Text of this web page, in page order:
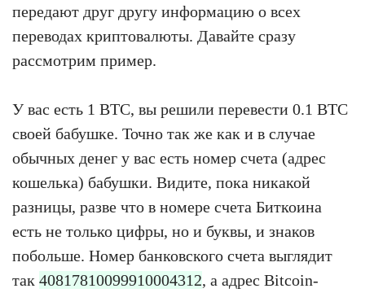
передают друг другу информацию о всех
переводах криптовалюты. Давайте сразу
рассмотрим пример.
У вас есть 1 BTC, вы решили перевести 0.1 BTC
своей бабушке. Точно так же как и в случае
обычных денег у вас есть номер счета (адрес
кошелька) бабушки. Видите, пока никакой
разницы, разве что в номере счета Биткоина
есть не только цифры, но и буквы, и знаков
побольше. Номер банковского счета выглядит
так 40817810099910004312, а адрес Bitcoin-